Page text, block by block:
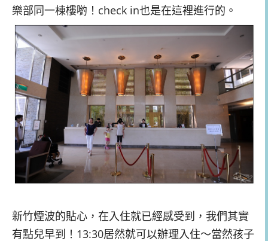
樂部同一棟樓喲！check in也是在這裡進行的。
新竹煙波的貼心，在入住就已經感受到，我們其實
有點兒早到！13:30居然就可以辦理入住～當然孩子